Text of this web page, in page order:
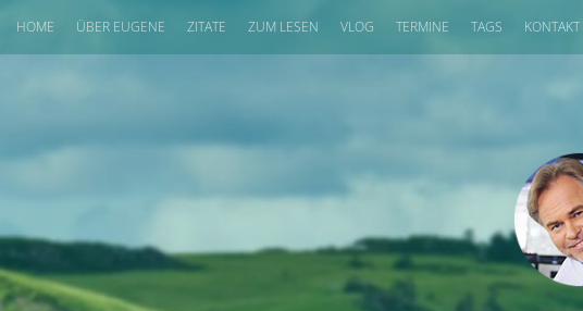
HOME ÜBER EUGENE ZITATE ZUM LESEN VLOG TERMINE TAGS KONTAKT